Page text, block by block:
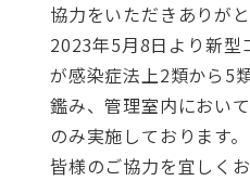
協力をいただきありが
2023年5月8日より新型
が感染症法上2類から5
鑑み、管理室内におい
のみ実施しております。
皆様のご協力を宜しくお